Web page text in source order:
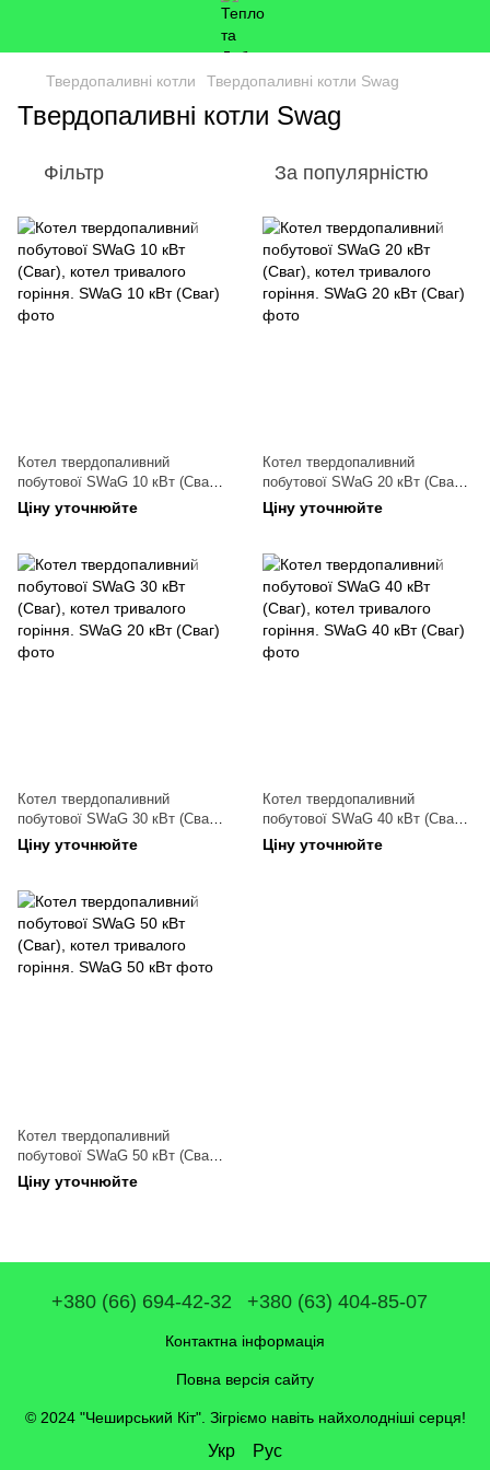
Твердопаливні котли Твердопаливні котли Swag
Твердопаливні котли Swag
Фільтр За популярністю
Котел твердопаливний
побутової SWaG 10 кВт (Сваг),
котел тривалого горіння.
Ціну уточнюйте
Котел твердопаливний
побутової SWaG 20 кВт (Сваг),
котел тривалого горіння.
Ціну уточнюйте
Котел твердопаливний
побутової SWaG 30 кВт (Сваг),
котел тривалого горіння.
Ціну уточнюйте
Котел твердопаливний
побутової SWaG 40 кВт (Сваг),
котел тривалого горіння.
Ціну уточнюйте
Котел твердопаливний
побутової SWaG 50 кВт (Сваг),
котел тривалого горіння.
Ціну уточнюйте
+380 (66) 694-42-32 +380 (63) 404-85-07
Контактна інформація
Повна версія сайту
© 2024 "Чеширський Кіт". Зігріємо навіть найхолодніші серця!
Укр Рус